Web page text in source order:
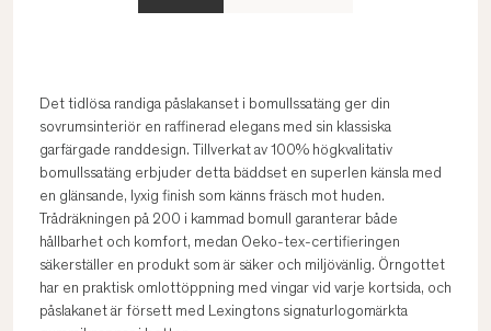
Det tidlösa randiga påslakanset i bomullssatäng ger din
sovrumsinteriör en raffinerad elegans med sin klassiska
garfärgade randdesign. Tillverkat av 100% högkvalitativ
bomullssatäng erbjuder detta bäddset en superlen känsla med
en glänsande, lyxig finish som känns fräsch mot huden.
Trådräkningen på 200 i kammad bomull garanterar både
hållbarhet och komfort, medan Oeko-tex-certifieringen
säkerställer en produkt som är säker och miljövänlig. Örngottet
har en praktisk omlottöppning med vingar vid varje kortsida, och
påslakanet är försett med Lexingtons signaturlogomärkta